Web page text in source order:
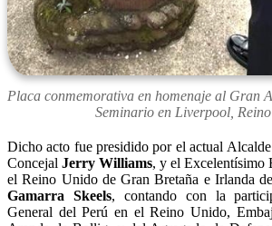
Placa conmemorativa en homenaje al Gran
Seminario en Liverpool,
Dicho acto fue presidido por el actual
Concejal Jerry Williams, y el Excelentísimo
el Reino Unido de Gran Bretaña e Irlanda
Gamarra Skeels, contando con la
General del Perú en el Reino Unido,